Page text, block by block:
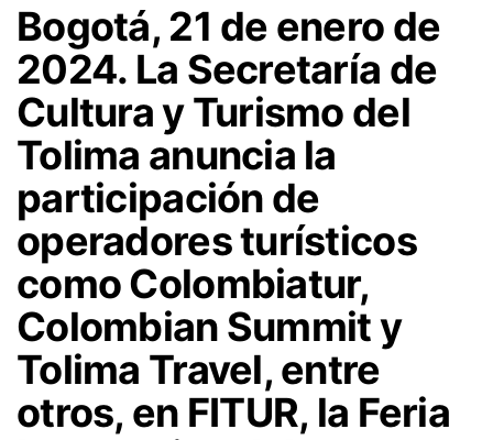
Bogotá, 21 de enero de
2024. La Secretaría de
Cultura y Turismo del
Tolima anuncia la
participación de
operadores turísticos
como Colombiatur,
Colombian Summit y
Tolima Travel, entre
otros, en FITUR, la Feria